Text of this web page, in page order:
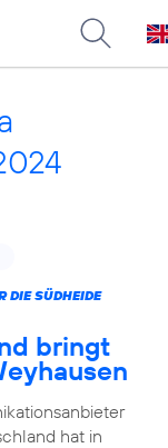
DIE SÜDHEIDE
bringt
hat in